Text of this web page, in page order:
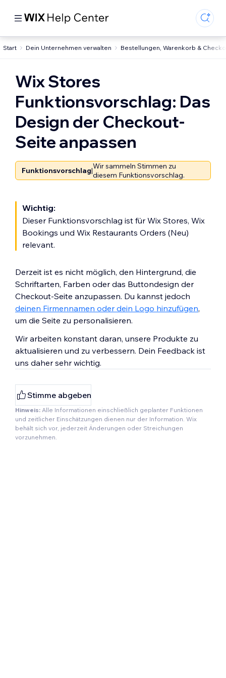
Start Dein Unternehmen verwalten Bestellungen, Warenkorb &
Wix Stores
Funktionsvorschlag: Das
Design der Checkout-
Seite anpassen
Funktionsvorschlag|Wir sammeln Stimmen zu
diesem Funktionsvorschlag.
Wichtig:
Dieser Funktionsvorschlag ist für Wix Stores, Wix
Bookings und Wix Restaurants Orders (Neu)
relevant.
Derzeit ist es nicht möglich, den Hintergrund, die
Schriftarten, Farben oder das Buttondesign der
Checkout-Seite anzupassen. Du kannst jedoch
deinen Firmennamen oder dein Logo hinzufügen,
um die Seite zu personalisieren.
Wir arbeiten konstant daran, unsere Produkte zu
aktualisieren und zu verbessern. Dein Feedback ist
uns daher sehr wichtig.
Stimme abgeben
Hinweis: Alle Informationen einschließlich geplanter Funktionen
und zeitlicher Einschätzungen dienen nur der Information. Wix
behält sich vor, jederzeit Änderungen oder Streichungen
vorzunehmen.